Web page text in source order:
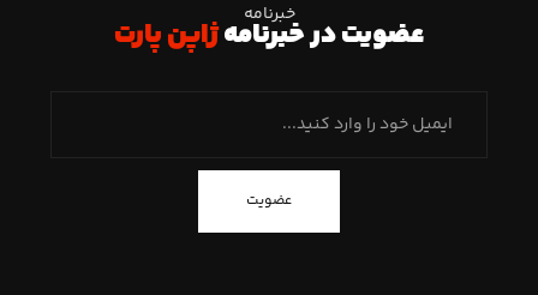
خبرنامه
عضویت در خبرنامهژاپن پارت
عضویت